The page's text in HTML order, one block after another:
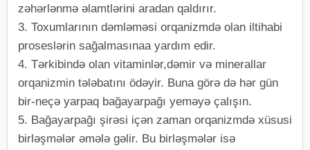
zəhərlənmə əlamtlərini aradan qaldırır.
3. Toxumlarının dəmləməsi orqanizmdə olan iltihabi
proseslərin sağalmasınaa yardım edir.
4. Tərkibində olan vitaminlər,dəmir və minerallar
orqanizmin tələbatını ödəyir. Buna görə də hər gün
bir-neçə yarpaq bağayarpağı yeməyə çalışın.
5. Bağayarpağı şirəsi içən zaman orqanizmdə xüsusi
birləşmələr əmələ gəlir. Bu birləşmələr isə